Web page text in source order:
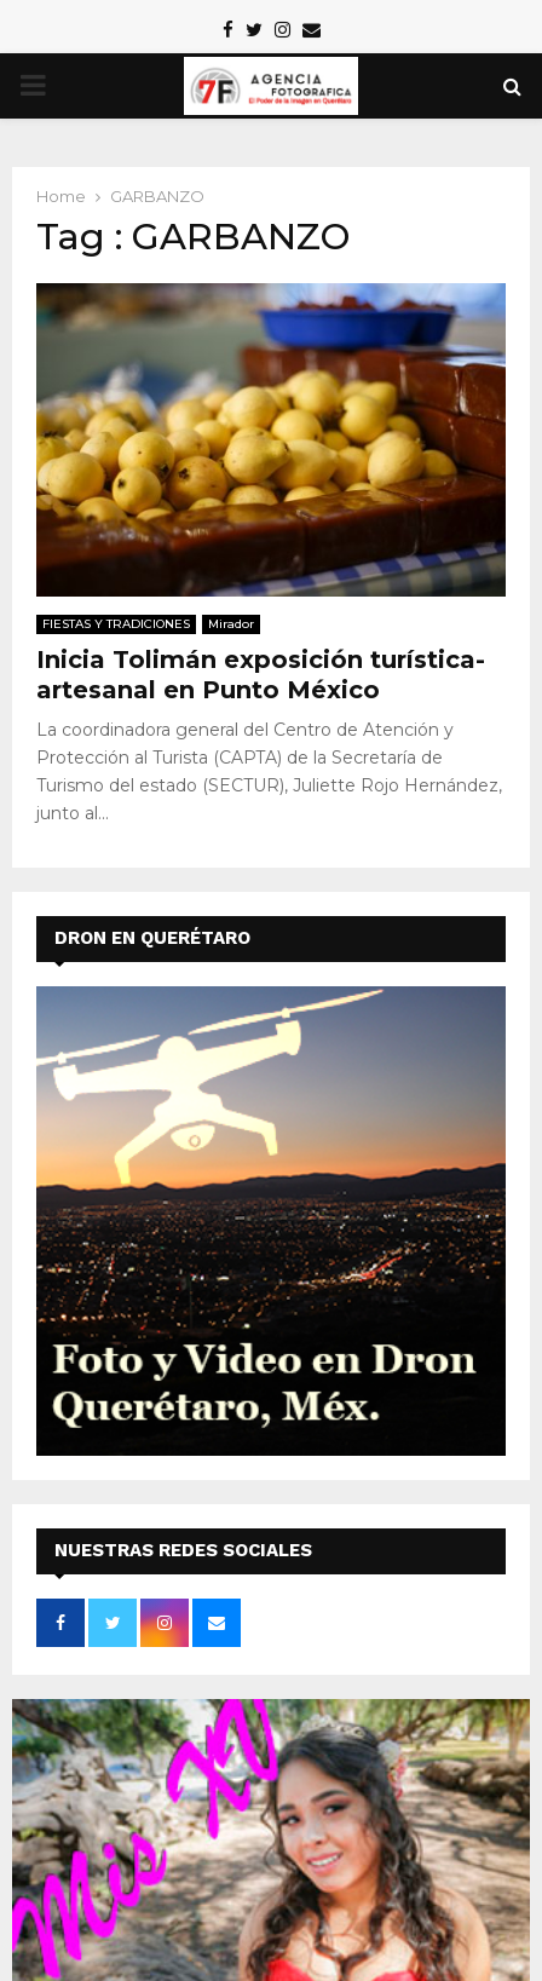
Facebook
TwitterInstagram
Email
PRIMARY
Home GARBANZO
Tag : GARBANZO
FIESTAS Y TRADICIONES Mirador
Inicia Tolimán exposición turística-
artesanal en Punto México
La coordinadora general del Centro de Atención y
Protección al Turista (CAPTA) de la Secretaría de
Turismo del estado (SECTUR), Juliette Rojo Hernández,
junto al...
DRON EN QUERÉTARO
NUESTRAS REDES SOCIALES